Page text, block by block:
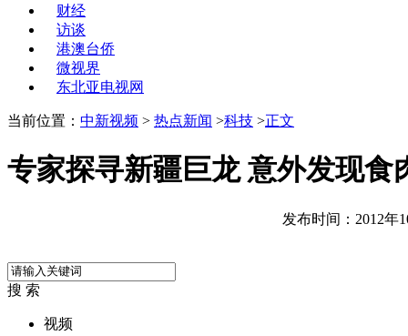
财经
访谈
港澳台侨
微视界
东北亚电视网
当前位置： 中新视频 > 热点新闻 >科技 >正文
专家探寻新疆巨龙 意外发现食
发布时间：2012年
搜 索
视频